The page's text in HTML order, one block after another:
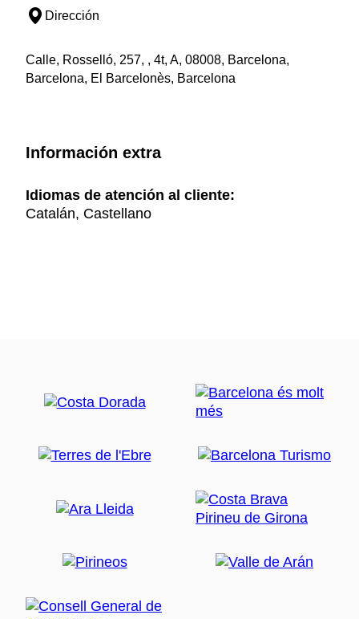
Dirección
Calle, Rosselló, 257, , 4t, A, 08008, Barcelona,
Barcelona, El Barcelonès, Barcelona
Información extra
Idiomas de atención al cliente:
Catalán, Castellano